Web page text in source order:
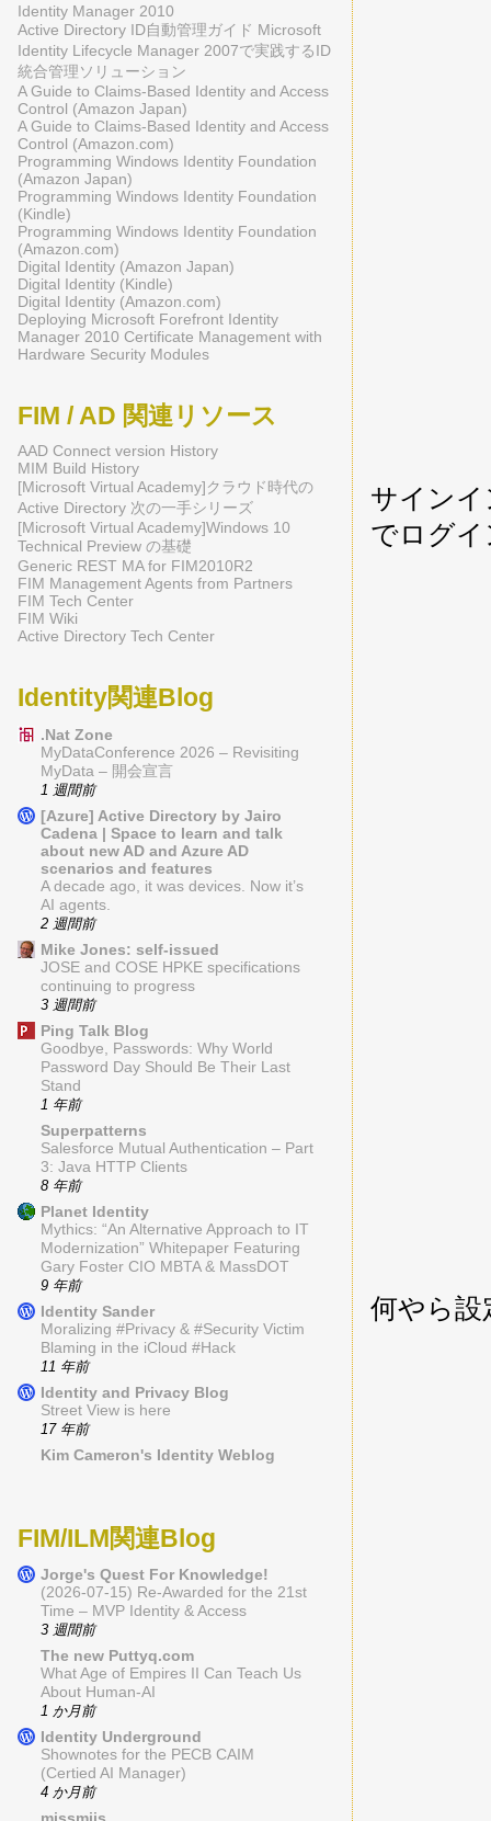
サイン
でログ
何やら
Identity Manager 2010
Active Directory ID自動管理ガイド Microsoft
Identity Lifecycle Manager 2007で実践するID
統合管理ソリューション
A Guide to Claims-Based Identity and Access
Control (Amazon Japan)
A Guide to Claims-Based Identity and Access
Control (Amazon.com)
Programming Windows Identity Foundation
(Amazon Japan)
Programming Windows Identity Foundation
(Kindle)
Programming Windows Identity Foundation
(Amazon.com)
Digital Identity (Amazon Japan)
Digital Identity (Kindle)
Digital Identity (Amazon.com)
Deploying Microsoft Forefront Identity
Manager 2010 Certificate Management with
Hardware Security Modules
FIM / AD 関連リソース
AAD Connect version History
MIM Build History
[Microsoft Virtual Academy]クラウド時代の
Active Directory 次の一手シリーズ
[Microsoft Virtual Academy]Windows 10
Technical Preview の基礎
Generic REST MA for FIM2010R2
FIM Management Agents from Partners
FIM Tech Center
FIM Wiki
Active Directory Tech Center
Identity関連Blog
.Nat Zone
MyDataConference 2026 – Revisiting
MyData – 開会宣言
1 週間前
[Azure] Active Directory by Jairo
Cadena | Space to learn and talk
about new AD and Azure AD
scenarios and features
A decade ago, it was devices. Now it’s
AI agents.
2 週間前
Mike Jones: self-issued
JOSE and COSE HPKE specifications
continuing to progress
3 週間前
Ping Talk Blog
Goodbye, Passwords: Why World
Password Day Should Be Their Last
Stand
1 年前
Superpatterns
Salesforce Mutual Authentication – Part
3: Java HTTP Clients
8 年前
Planet Identity
Mythics: “An Alternative Approach to IT
Modernization” Whitepaper Featuring
Gary Foster CIO MBTA & MassDOT
9 年前
Identity Sander
Moralizing #Privacy & #Security Victim
Blaming in the iCloud #Hack
11 年前
Identity and Privacy Blog
Street View is here
17 年前
Kim Cameron's Identity Weblog
FIM/ILM関連Blog
Jorge's Quest For Knowledge!
(2026-07-15) Re-Awarded for the 21st
Time – MVP Identity & Access
3 週間前
The new Puttyq.com
What Age of Empires II Can Teach Us
About Human-AI
1 か月前
Identity Underground
Shownotes for the PECB CAIM
(Certied AI Manager)
4 か月前